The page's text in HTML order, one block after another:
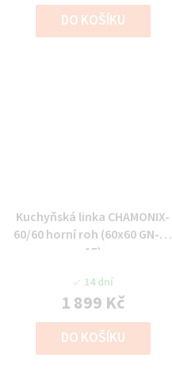
DO KOŠÍKU
Kuchyňská linka CHAMONIX-
60/60 horní roh (60x60 GN-72
1F)
14 dní
1 899 Kč
DO KOŠÍKU